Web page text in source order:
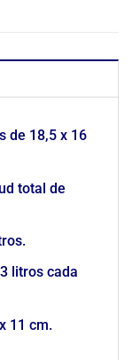
de 18,5 x 16
total de
litros cada
11 cm.